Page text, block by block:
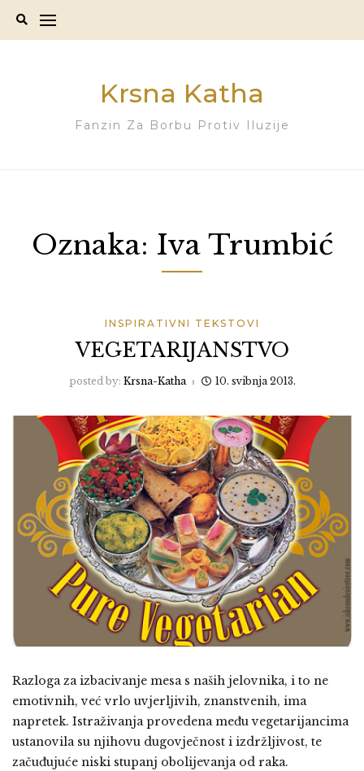
Krsna Katha
Fanzin Za Borbu Protiv Iluzije
Oznaka: Iva Trumbić
INSPIRATIVNI TEKSTOVI
VEGETARIJANSTVO
posted by: Krsna-Katha 10. svibnja 2013.
Razloga za izbacivanje mesa s naših jelovnika, i to ne
emotivnih, već vrlo uvjerljivih, znanstvenih, ima
napretek. Istraživanja provedena među vegetarijancima
ustanovila su njihovu dugovječnost i izdržljivost, te
začuđujuće niski stupanj obolijevanja od raka.